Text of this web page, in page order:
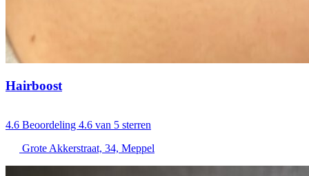
Hairboost
4.6 Beoordeling 4.6 van 5 sterren
Grote Akkerstraat, 34, Meppel